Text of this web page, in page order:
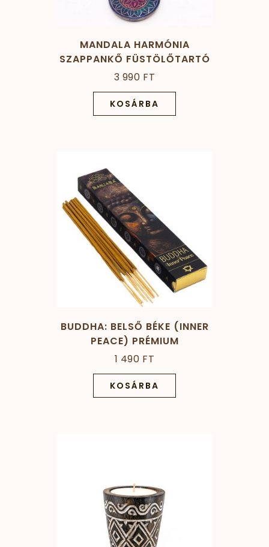
MANDALA HARMÓNIA
SZAPPANKŐ FÜSTÖLŐTARTÓ
- 8 CM
3 990 FT
KOSÁRBA
BUDDHA: BELSŐ BÉKE (INNER
PEACE) PRÉMIUM
FÜSTÖLŐPÁLCIKA - 15
1 490 FT
KOSÁRBA